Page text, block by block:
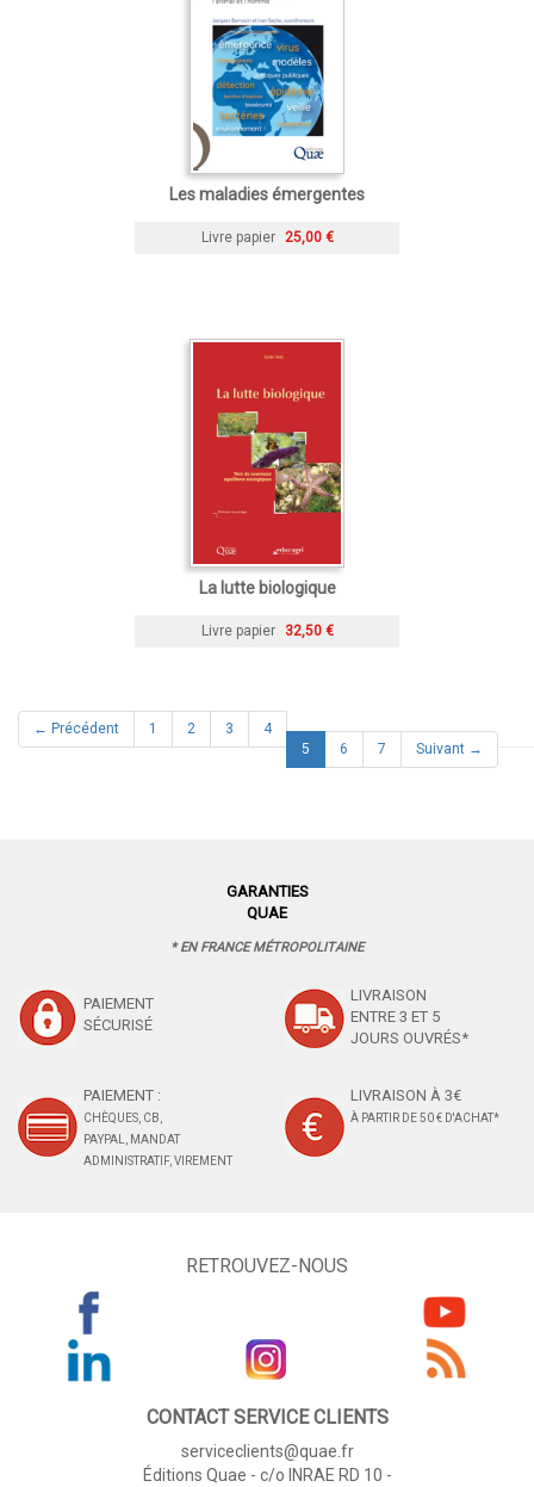
Les maladies émergentes
Livre papier 25,00 €
La lutte biologique
Livre papier 32,50 €
← Précédent 1 2 3
4
5 (current)
6 7 Suivant →
GARANTIES
QUAE
* EN FRANCE MÉTROPOLITAINE
PAIEMENT
SÉCURISÉ
LIVRAISON
ENTRE 3 ET 5
JOURS OUVRÉS*
PAIEMENT :
CHÈQUES, CB,
PAYPAL, MANDAT
ADMINISTRATIF, VIREMENT
LIVRAISON À 3€
À PARTIR DE 50 € D'ACHAT*
RETROUVEZ-NOUS
CONTACT SERVICE CLIENTS
serviceclients@quae.fr
Éditions Quae - c/o INRAE RD 10 -